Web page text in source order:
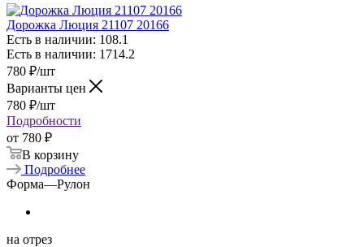
Дорожка Люция 21107 20166
Есть в наличии: 108.1
Есть в наличии: 1714.2
780 ₽/шт
Варианты цен
780 ₽/шт
Подробности
от 780 ₽
В корзину
Подробнее
Форма—Рулон
на отрез